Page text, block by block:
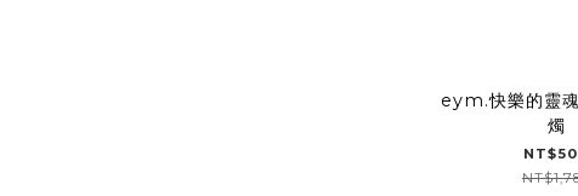
eym.快樂的靈
燭